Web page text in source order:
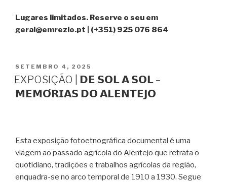
Lugares limitados. Reserve o seu em
geral@emrezio.pt | (+351) 925 076 864
PUBLICADO
EM
SETEMBRO 4, 2025
EXPOSIÇÃO | 𝗗𝗘 𝗦𝗢𝗟 𝗔 𝗦𝗢𝗟 –
𝗠𝗘𝗠𝗢́𝗥𝗜𝗔𝗦 𝗗𝗢 𝗔𝗟𝗘𝗡𝗧𝗘𝗝𝗢
Esta exposição fotoetnográfica documental é uma
viagem ao passado agrícola do Alentejo que retrata o
quotidiano, tradições e trabalhos agrícolas da região,
enquadra-se no arco temporal de 1910 a 1930. Segue